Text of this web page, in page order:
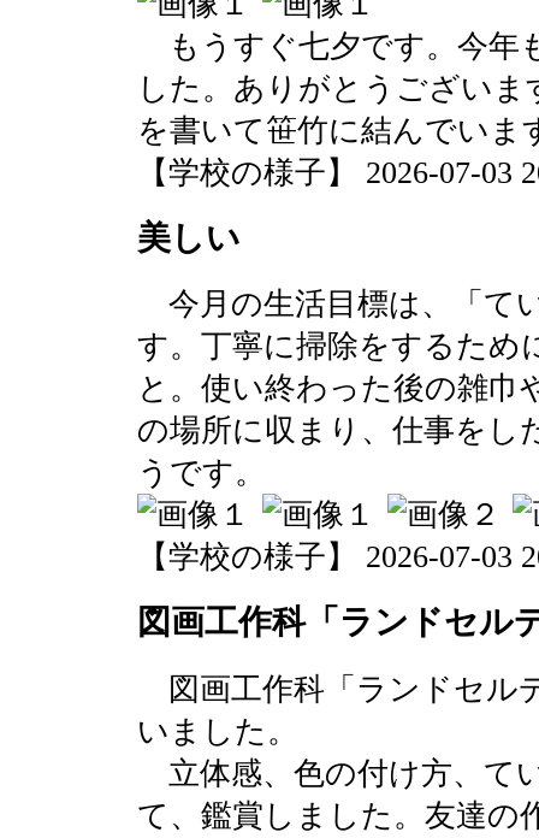
もうすぐ七夕です。今年
した。ありがとうござい
を書いて笹竹に結んでいま
【学校の様子】 2026-07-03
美しい
今月の生活目標は、「て
す。丁寧に掃除をするため
と。使い終わった後の雑
の場所に収まり、仕事をし
うです。
【学校の様子】 2026-07-03
図画工作科「ランドセ
図画工作科「ランドセル
いました。
立体感、色の付け方、て
て、鑑賞しました。友達の